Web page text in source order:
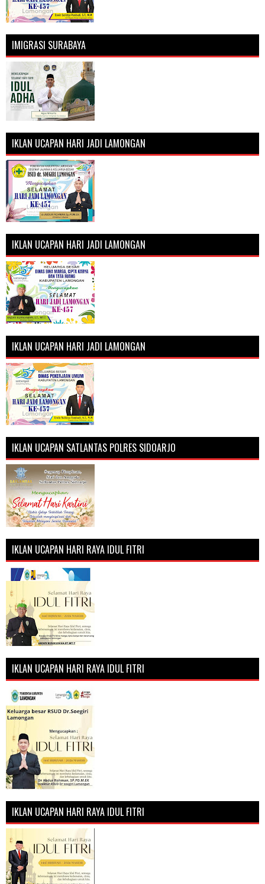
IMIGRASI SURABAYA
IKLAN UCAPAN HARI JADI LAMONGAN
IKLAN UCAPAN HARI JADI LAMONGAN
IKLAN UCAPAN HARI JADI LAMONGAN
IKLAN UCAPAN SATLANTAS POLRES SIDOARJO
IKLAN UCAPAN HARI RAYA IDUL FITRI
IKLAN UCAPAN HARI RAYA IDUL FITRI
IKLAN UCAPAN HARI RAYA IDUL FITRI